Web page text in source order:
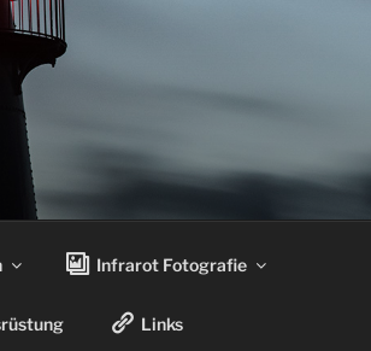
Infrarot Fotografie
Links